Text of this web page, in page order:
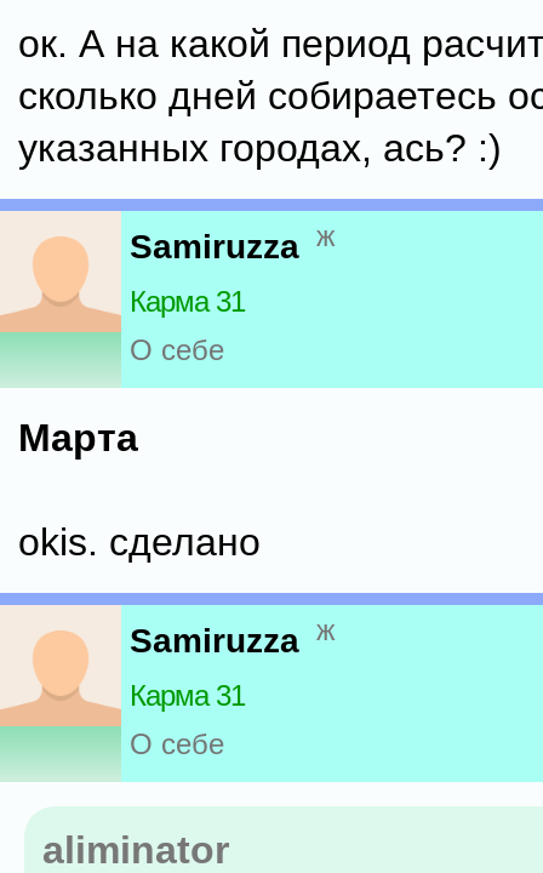
ок. А на какой период
сколько дней собираетесь
указанных городах, ась? :)
Samiruzza ж
Карма 31
О себе
Марта
okis. сделано
Samiruzza ж
Карма 31
О себе
aliminator